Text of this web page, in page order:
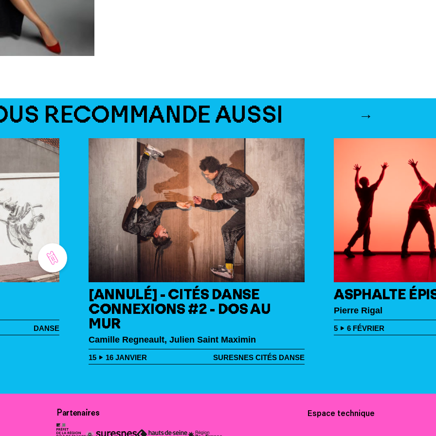
RECOMMANDE AUSSI
DANSE
[ANNULÉ] - CITÉS DANSE
CONNEXIONS #2 - DOS AU
MUR
Camille Regneault, Julien Saint Maximin
15 16JANVIER SURESNES CITÉS DANSE
ASPHALTE
Pierre Rigal
5 6FÉVRIER
Partenaires Espace technique